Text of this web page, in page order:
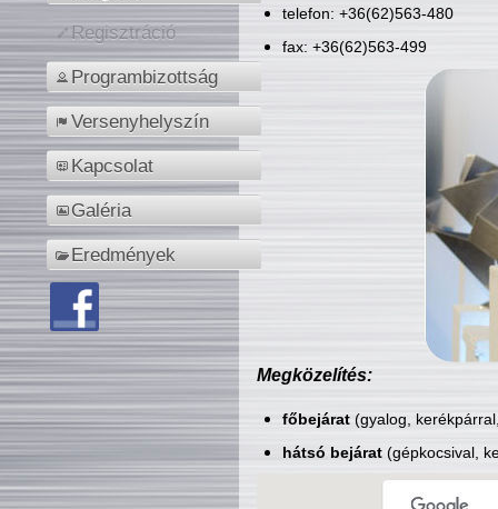
Regisztráció
Programbizottság
Versenyhelyszín
Kapcsolat
Galéria
Eredmények
telefon: +36(62)563-480
fax: +36(62)563-499
Megközelítés:
főbejárat(gyalog,
hátsó bejárat(gépkocsival,